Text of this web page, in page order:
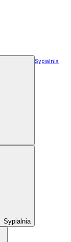
Sypialnia
Sypialnia